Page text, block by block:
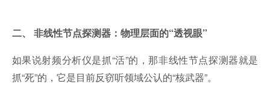
二、 非线性节点探测器：物理层面的“透视眼”
如果说射频分析仪是抓“活”的，那非线性节点探测器就是
抓“死”的，它是目前反窃听领域公认的“核武器”。